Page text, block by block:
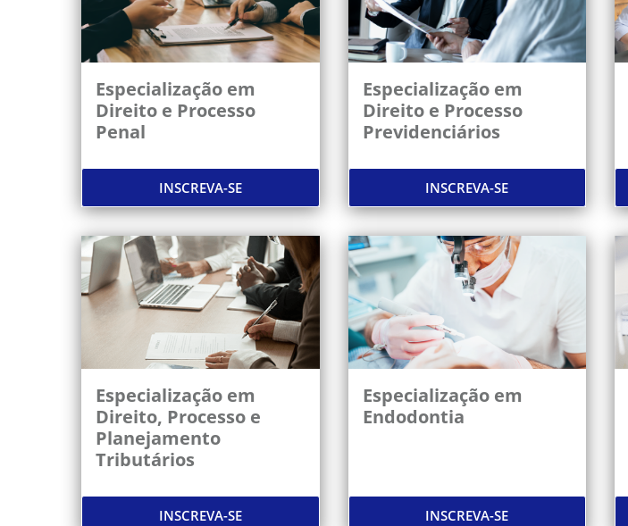
Especialização em
Direito e Processo
Penal
INSCREVA-SE
Especialização em
Direito e Processo
Previdenciários
INSCREVA-SE
Especialização em
Direito, Processo e
Planejamento
Tributários
INSCREVA-SE
Especialização em
Endodontia
INSCREVA-SE